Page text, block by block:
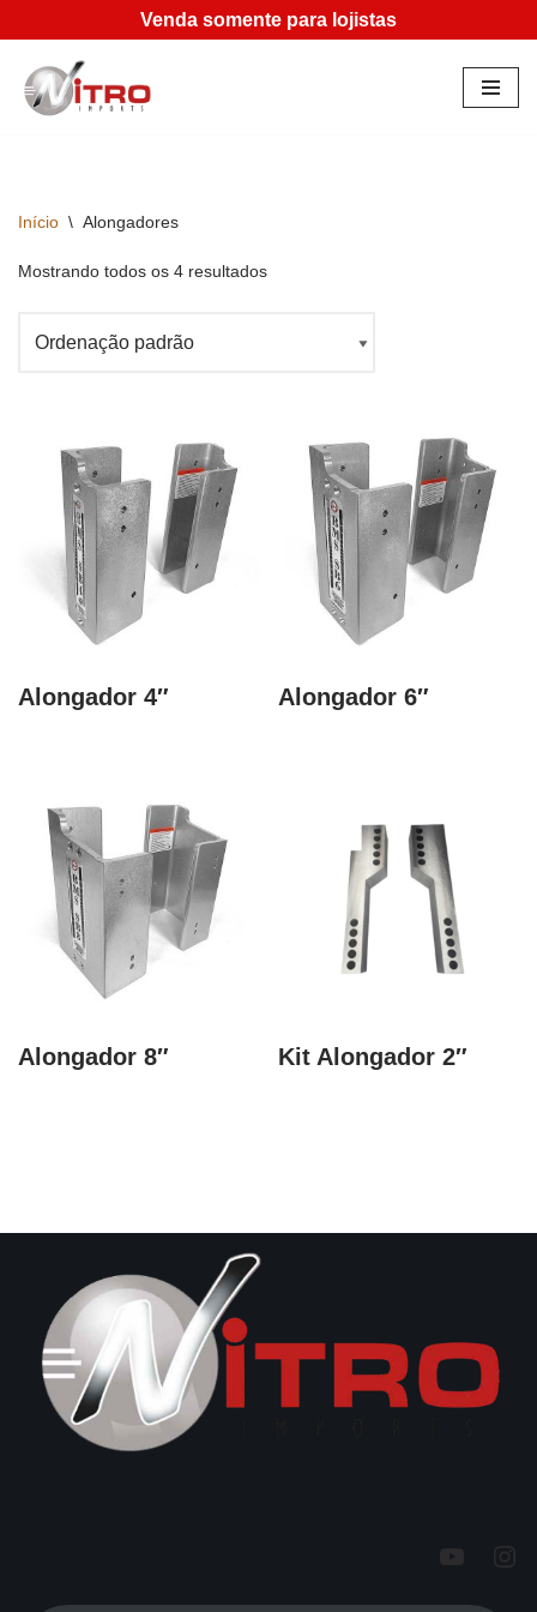
Pular
para
Venda somente para lojistas
Início \ Alongadores
Mostrando todos os 4 resultados
Alongador 4″ Alongador 6″
Alongador 8″ Kit Alongador 2″